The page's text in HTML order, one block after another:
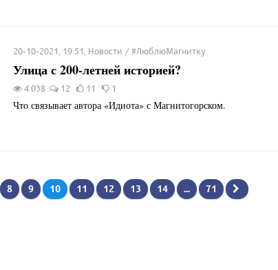
20-10-2021, 19:51, Новости / #ЛюблюМагнитку
Улица с 200-летней историей?
4 038 12 11 1
Что связывает автора «Идиота» с Магнитогорском.
8 9 10 11 12 13 14 ... 71